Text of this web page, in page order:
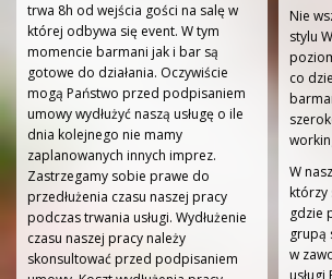
trwa 8h od wejścia gości na salę w
której odbywa się event. W tym
momencie barmani jak i bar są
gotowe do działania. Oczywiście
mogą Państwo przed podpisaniem
umowy wydłużyć naszą usługę o ile
dnia kolejnego nie mamy
zaplanowanych innych imprez.
Zastrzegamy sobie prawe do
przedłużenia czasu naszej pracy
podczas trwania usługi. Wydłużenie
czasu naszej pracy należy
skonsultować przed podpisaniem
Nie
stylu
co
W
którzy
gdzie
grupą
w